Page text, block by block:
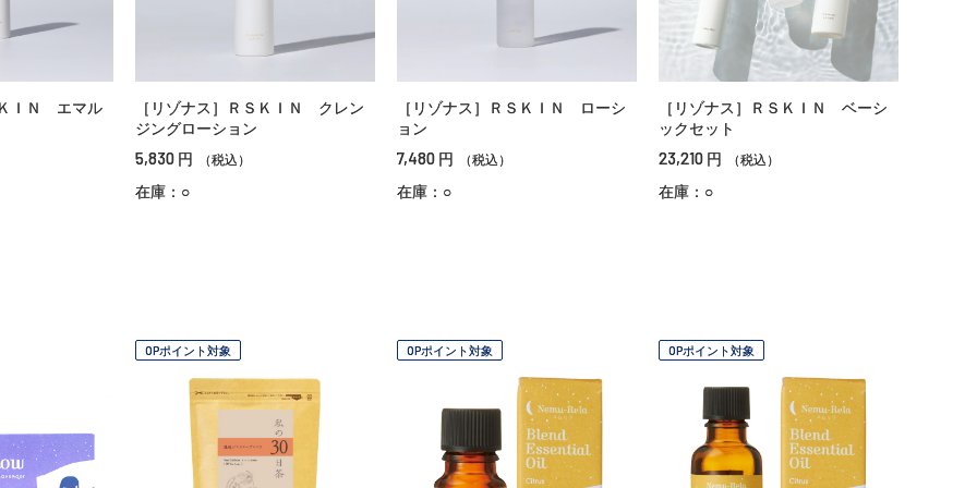
ＩＮ エマル
［リゾナス］ＲＳＫＩＮ クレン
ジングローション
5,830 円 （税込）
在庫：○
［リゾナス］ＲＳＫＩＮ ローシ
ョン
7,480 円 （税込）
在庫：○
［リゾナス］ＲＳＫＩＮ ベーシ
ックセット
23,210 円 （税込）
在庫：○
OPポイント対象 OPポイント対象 OPポイント対象